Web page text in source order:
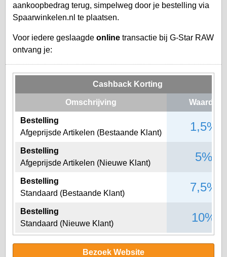
aankoopbedrag terug, simpelweg door je bestelling via
Spaarwinkelen.nl te plaatsen.
Voor iedere geslaagde online transactie bij G-Star RAW
ontvang je:
Cashback Korting
Omschrijving Waarde
Bestelling
Afgeprijsde Artikelen (Bestaande Klant)
1,5%
Bestelling
Afgeprijsde Artikelen (Nieuwe Klant)
5%
Bestelling
Standaard (Bestaande Klant)
7,5%
Bestelling
Standaard (Nieuwe Klant)
10%
Bezoek Website